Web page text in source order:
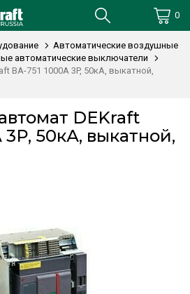
0
Автоматические воздушные
автоматические выключатели
ВА-751 1000А 3P, 50кА, выкатной,
DEKraft
3P, 50кА, выкатной,